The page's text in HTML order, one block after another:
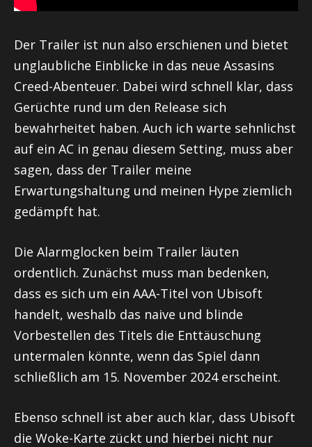
Der Trailer ist nun also erschienen und bietet
unglaubliche Einblicke in das neue Assasins
Creed-Abenteuer. Dabei wird schnell klar, dass
Gerüchte rund um den Release sich
bewahrheitet haben. Auch ich warte sehnlichst
auf ein AC in genau diesem Setting, muss aber
sagen, dass der Trailer meine
Erwartungshaltung und meinen Hype ziemlich
gedämpft hat.
Die Alarmglocken beim Trailer läuten
ordentlich. Zunächst muss man bedenken,
dass es sich um ein AAA-Titel von Ubisoft
handelt, weshalb das naive und blinde
Vorbestellen des Titels die Enttäuschung
untermalen könnte, wenn das Spiel dann
schließlich am 15. November 2024 erscheint.
Ebenso schnell ist aber auch klar, dass Ubisoft
die Woke-Karte zückt und hierbei nicht nur